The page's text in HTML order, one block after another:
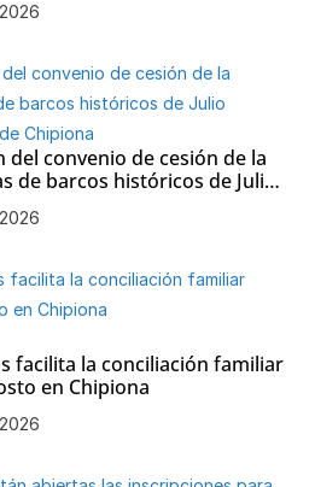
del convenio de cesión de la
de barcos históricos de Julio
de Chipiona
facilita la conciliación familiar
en Chipiona